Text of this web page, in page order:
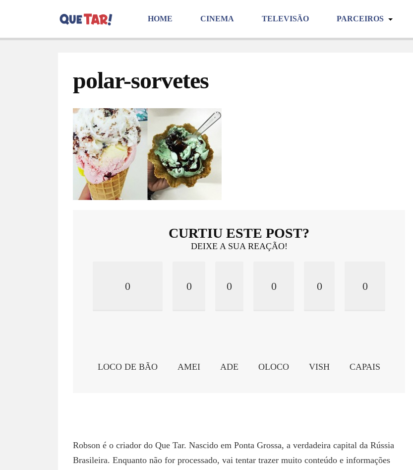
HOME CINEMA TELEVISÃO PARCEIROS
polar-sorvetes
CURTIU ESTE POST?
DEIXE A SUA REAÇÃO!
0
LOCO DE BÃO
0
AMEI
0
ADE
0
OLOCO
0
VISH
0
CAPAIS
Robson é o criador do Que Tar. Nascido em Ponta Grossa, a verdadeira capital da Rússia
Brasileira. Enquanto não for processado, vai tentar trazer muito conteúdo e informações